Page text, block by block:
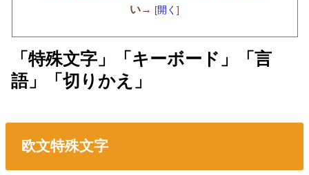
い→ [開く ]
「特殊文字」「キーボード」「言
語」「切りかえ」
欧文特殊文字